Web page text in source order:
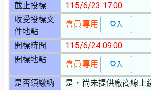
截止投標
115/6/23 17:00
收受投標文
件地點
會員專用 登入
開標時間
115/6/24 09:00
開標地點
會員專用 登入
是否須繳納
是，尚未提供廠商線上